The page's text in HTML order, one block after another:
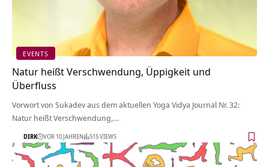
EVENTS
Natur heißt Verschwendung, Üppigkeit und
Überfluss
Vorwort von Sukadev aus dem aktuellen Yoga Vidya Journal Nr. 32:
Natur heißt Verschwendung,…
DIRK VOR 10 JAHREN 515 VIEWS